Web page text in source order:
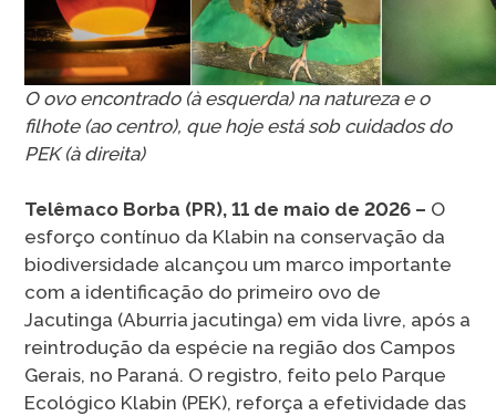
O ovo encontrado (à esquerda) na natureza e o
filhote (ao centro), que hoje está sob cuidados do
PEK (à direita)
Telêmaco Borba (PR), 11 de maio de 2026 – O
esforço contínuo da Klabin na conservação da
biodiversidade alcançou um marco importante
com a identificação do primeiro ovo de
Jacutinga (Aburria jacutinga) em vida livre, após a
reintrodução da espécie na região dos Campos
Gerais, no Paraná. O registro, feito pelo Parque
Ecológico Klabin (PEK), reforça a efetividade das